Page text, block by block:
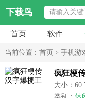
下载鸟
首页 软件
当前位置： 首页 > 手机游
疯狂梗
大小：
类别： 休